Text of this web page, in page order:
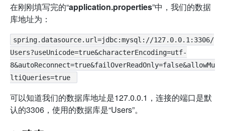
在刚刚填写完的“application.properties”中，我们的数据
库地址为：
spring.datasource.url=jdbc:mysql://127.0.0.1:3306/
Users?useUnicode=true&characterEncoding=utf-
8&autoReconnect=true&failOverReadOnly=false&allowMu
ltiQueries=true
可以知道我们的数据库地址是127.0.0.1，连接的端口是默
认的3306，使用的数据库是“Users”。